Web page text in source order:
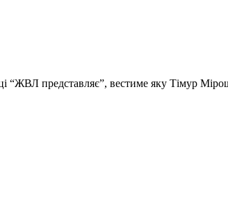
“ЖВЛ представляє”, вестиме яку Тімур